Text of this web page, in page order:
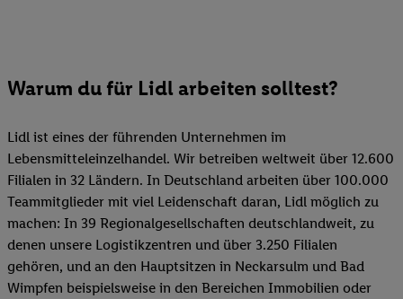
Warum du für Lidl arbeiten solltest?
Lidl ist eines der führenden Unternehmen im
Lebensmitteleinzelhandel. Wir betreiben weltweit über 12.600
Filialen in 32 Ländern. In Deutschland arbeiten über 100.000
Teammitglieder mit viel Leidenschaft daran, Lidl möglich zu
machen: In 39 Regionalgesellschaften deutschlandweit, zu
denen unsere Logistikzentren und über 3.250 Filialen
gehören, und an den Hauptsitzen in Neckarsulm und Bad
Wimpfen beispielsweise in den Bereichen Immobilien oder